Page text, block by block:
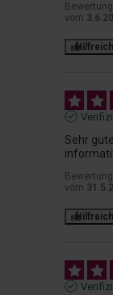
vom
Hilfreich
Sehr
vom
Hilfreich